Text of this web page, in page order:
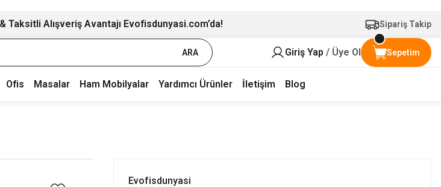
Taksitli Alışveriş Avantajı Evofisdunyasi.com’da! Sipariş Takip
ARA Giriş Yap / Üye Ol Sepetim
Ofis Masalar Ham Mobilyalar Yardımcı Ürünler İletişim Blog
Evofisdunyasi